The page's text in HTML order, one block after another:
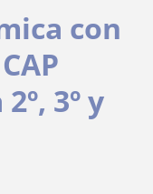
con
3º y